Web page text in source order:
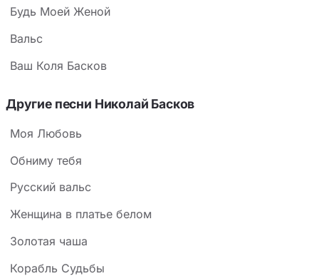
Будь Моей Женой
Вальс
Ваш Коля Басков
Другие песни Николай Басков
Моя Любовь
Обниму тебя
Русский вальс
Женщина в платье белом
Золотая чаша
Корабль Судьбы